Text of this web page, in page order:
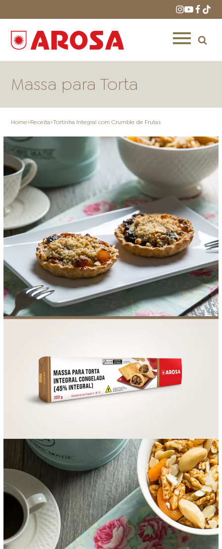
ONDE COMPRAR LOJAS AROSA
DISTRIBUIDORES E
REPRESENTANTES
FOOD SERVICE EMPRESA AGENDA DE CURSOS
INVERNO SAC ACESSO PARA PARCEIROS
Massa para Torta
Home>Receita>Tortinha Integral com Crumble de Frutas